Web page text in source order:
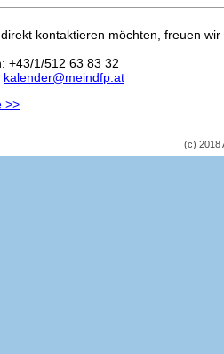
kontaktieren möchten, freuen
+43/1/512 63 83 32
kalender@meindfp.at
>>
(c) 2018